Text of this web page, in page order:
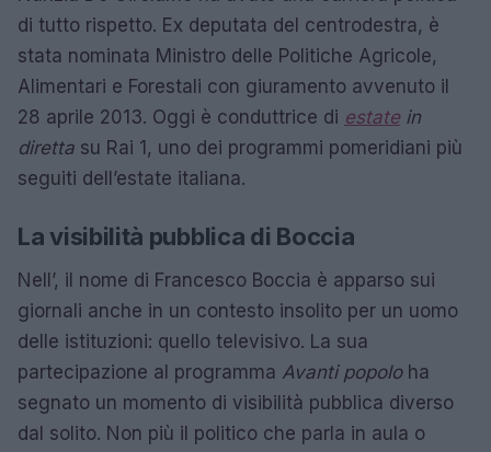
di tutto rispetto. Ex deputata del centrodestra, è
stata nominata Ministro delle Politiche Agricole,
Alimentari e Forestali con giuramento avvenuto il
28 aprile 2013. Oggi è conduttrice di estatein
diretta su Rai 1, uno dei programmi pomeridiani più
seguiti dell’estate italiana.
La visibilità pubblica di Boccia
Nell’, il nome di Francesco Boccia è apparso sui
giornali anche in un contesto insolito per un uomo
delle istituzioni: quello televisivo. La sua
partecipazione al programma Avanti popoloha
segnato un momento di visibilità pubblica diverso
dal solito. Non più il politico che parla in aula o